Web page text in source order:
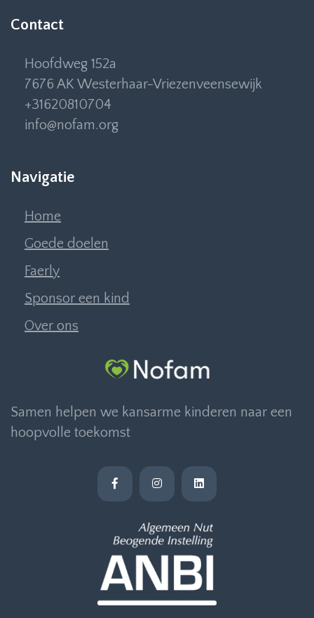
Contact
Hoofdweg 152a
7676 AK Westerhaar-Vriezenveensewijk
+31620810704
info@nofam.org
Navigatie
Home
Goede doelen
Faerly
Sponsor een kind
Over ons
Samen helpen we kansarme kinderen naar een
hoopvolle toekomst